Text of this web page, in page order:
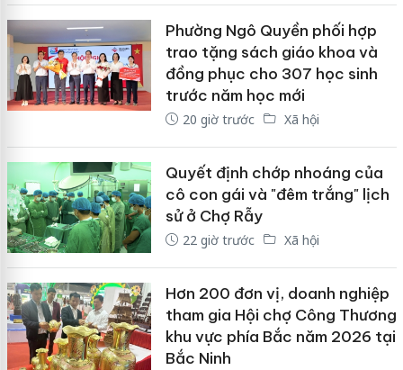
Phường Ngô Quyền phối hợp
trao tặng sách giáo khoa và
đồng phục cho 307 học sinh
trước năm học mới
20 giờ trước Xã hội
Quyết định chớp nhoáng của
cô con gái và "đêm trắng" lịch
sử ở Chợ Rẫy
22 giờ trước Xã hội
Hơn 200 đơn vị, doanh nghiệp
tham gia Hội chợ Công Thương
khu vực phía Bắc năm 2026 tại
Bắc Ninh